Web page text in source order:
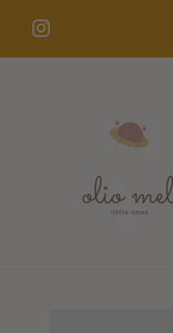
para o
conteúdo
Instagram